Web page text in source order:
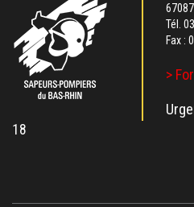
Tél.
Fax :
>
18